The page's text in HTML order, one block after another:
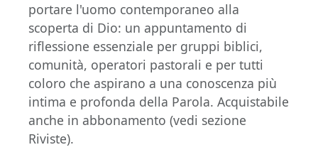
portare l'uomo contemporaneo alla
scoperta di Dio: un appuntamento di
riflessione essenziale per gruppi biblici,
comunità, operatori pastorali e per tutti
coloro che aspirano a una conoscenza più
intima e profonda della Parola. Acquistabile
anche in abbonamento (vedi sezione
Riviste).